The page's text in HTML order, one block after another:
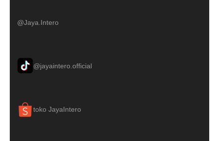
@Jaya.Intero
@jayaintero.official
toko JayaIntero